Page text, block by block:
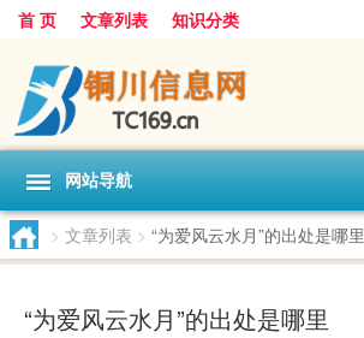
首 页 文章列表 知识分类
网站导航
> 文章列表 > “为爱风云水月”的出处是哪里
“为爱风云水月”的出处是哪里